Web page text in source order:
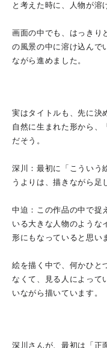
と考えた時に、人物が溶
画面の中でも、はっきり
の風景の中に溶け込んで
ながら進めました。
実はタイトルも、先に決
自然に生まれた形から、
だそう。
深川：最初に「こういう
うよりは、描きながら足
中迫：この作品の中で捉
いる大きな人物のような
形にもなっていると思い
絵を描く中で、何かひと
なくて、見る人によって
いながら描いています。
深川さんが、最初は「正